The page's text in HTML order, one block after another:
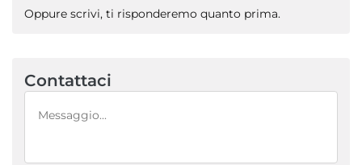
Oppure scrivi, ti risponderemo quanto prima.
Contattaci